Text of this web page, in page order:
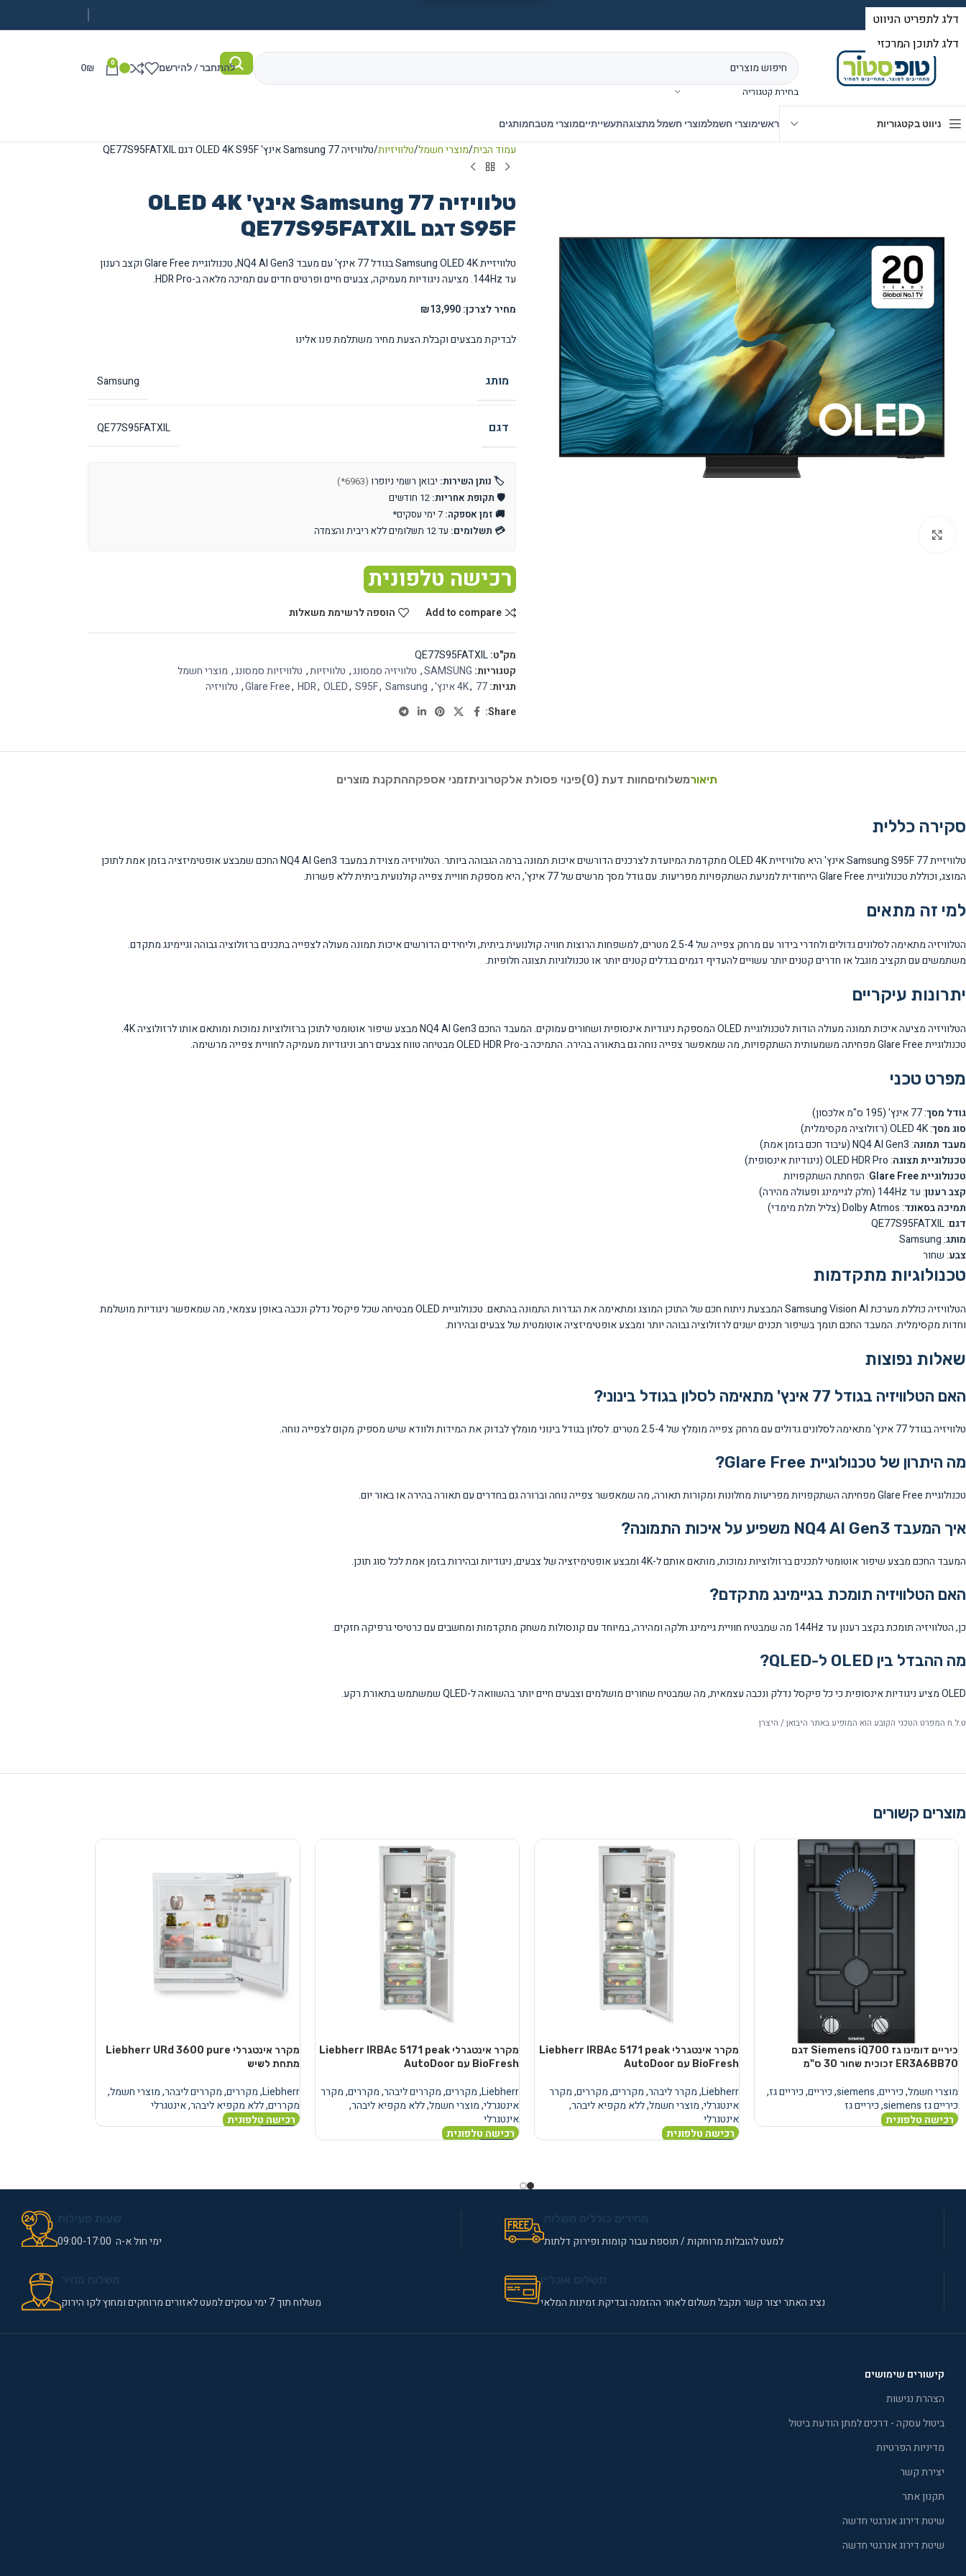
בחירת קטגוריה
להתחבר / להירשם 0
0₪
ניווט בקטגוריות ראשימוצרי חשמלמוצרי חשמל מתצוגהתעשייתייםמוצרי מטבחמותגים
עמוד הבית מוצרי חשמל טלוויזיות טלוויזיה Samsung 77 אינץ' OLED 4K S95F דגם QE77S95FATXIL
טלוויזיה Samsung 77 אינץ' OLED 4K
S95F דגם QE77S95FATXIL
טלוויזיית Samsung OLED 4K בגודל 77 אינץ' עם מעבד NQ4 AI Gen3, טכנולוגיית Glare Free וקצב רענון
עד 144Hz. מציעה ניגודיות מעמיקה, צבעים חיים ופרטים חדים עם תמיכה מלאה ב-HDR Pro.
מחיר לצרכן: ₪13,990
לבדיקת מבצעים וקבלת הצעת מחיר משתלמת פנו אלינו
מותג Samsung
דגם QE77S95FATXIL
🏷️ נותן השירות: יבואן רשמי ניופרו (6963*)
🛡️ תקופת אחריות:
🚚 זמן אספקה:
💳 תשלומים: עד 12 תשלומים ללא ריבית והצמדה
רכישה טלפונית
Add to compare הוספה לרשימת משאלות
מק"ט:QE77S95FATXIL
קטגוריות: SAMSUNG
, טלוויזיה סמסונג, טלוויזיות, טלוויזיות סמסונג, מוצרי חשמל
תגיות:
4K, 77 אינץ' ,
Glare Free, HDR, OLED, S95F, Samsung
, טלוויזיה
Share:
תיאורמשלוחיםחוות דעת (0) פינוי פסולת אלקטרוניתזמני אספקההתקנת מוצרים
סקירה כללית
טלוויזיית Samsung S95F 77 אינץ' היא טלוויזיית OLED 4K מתקדמת המיועדת לצרכנים הדורשים איכות תמונה ברמה הגבוהה ביותר. הטלוויזיה מצוידת במעבד NQ4 AI Gen3 החכם שמבצע אופטימיזציה בזמן אמת לתוכן
המוצג, וכוללת טכנולוגיית Glare Free הייחודית למניעת השתקפויות מפריעות. עם גודל מסך מרשים של 77 אינץ', היא מספקת חוויית צפייה קולנועית ביתית ללא פשרות.
למי זה מתאים
הטלוויזיה מתאימה לסלונים גדולים ולחדרי בידור עם מרחק צפייה של 2.5-4 מטרים, למשפחות הרוצות חוויה קולנועית ביתית, וליחידים הדורשים איכות תמונה מעולה לצפייה בתכנים ברזולוציה גבוהה וגיימינג מתקדם.
משתמשים עם תקציב מוגבל או חדרים קטנים יותר עשויים להעדיף דגמים בגדלים קטנים יותר או טכנולוגיות תצוגה חלופיות.
יתרונות עיקריים
הטלוויזיה מציעה איכות תמונה מעולה הודות לטכנולוגיית OLED המספקת ניגודיות אינסופית ושחורים עמוקים. המעבד החכם NQ4 AI Gen3 מבצע שיפור אוטומטי לתוכן ברזולוציות נמוכות ומותאם אותו לרזולוציה 4K.
טכנולוגיית Glare Free מפחיתה משמעותית השתקפויות, מה שמאפשר צפייה נוחה גם בתאורה בהירה. התמיכה ב-OLED HDR Pro מבטיחה טווח צבעים רחב וניגודיות מעמיקה לחוויית צפייה מרשימה.
מפרט טכני
גודל מסך: 77 אינץ' (195 ס"מ אלכסון)
סוג מסך: OLED 4K (רזולוציה מקסימלית)
מעבד תמונה: NQ4 AI Gen3 (עיבוד חכם בזמן אמת)
טכנולוגיית תצוגה: OLED HDR Pro (ניגודיות אינסופית)
טכנולוגיית Glare Free
: הפחתת השתקפויות
קצב רענון: עד 144Hz (חלק לגיימינג ופעולה מהירה)
תמיכה בסאונד: Dolby Atmos (צליל תלת מימדי)
דגם: QE77S95FATXIL
מותג: Samsung
צבע: שחור
טכנולוגיות מתקדמות
הטלוויזיה כוללת מערכת Samsung Vision AI המבצעת ניתוח חכם של התוכן המוצג ומתאימה את הגדרות התמונה בהתאם. טכנולוגיית OLED מבטיחה שכל פיקסל נדלק ונכבה באופן עצמאי, מה שמאפשר ניגודיות מושלמת
וחדות מקסימלית. המעבד החכם תומך בשיפור תכנים ישנים לרזולוציה גבוהה יותר ומבצע אופטימיזציה אוטומטית של צבעים ובהירות.
שאלות נפוצות
האם הטלוויזיה בגודל 77 אינץ' מתאימה לסלון בגודל בינוני?
טלוויזיה בגודל 77 אינץ' מתאימה לסלונים גדולים עם מרחק צפייה מומלץ של 2.5-4 מטרים. לסלון בגודל בינוני מומלץ לבדוק את המידות ולוודא שיש מספיק מקום לצפייה נוחה.
מה היתרון של טכנולוגיית Glare Free?
טכנולוגיית Glare Free מפחיתה השתקפויות מפריעות מחלונות ומקורות תאורה, מה שמאפשר צפייה נוחה וברורה גם בחדרים עם תאורה בהירה או באור יום.
איך המעבד NQ4 AI Gen3 משפיע על איכות התמונה?
המעבד החכם מבצע שיפור אוטומטי לתכנים ברזולוציות נמוכות, מותאם אותם ל-4K ומבצע אופטימיזציה של צבעים, ניגודיות ובהירות בזמן אמת לכל סוג תוכן.
האם הטלוויזיה תומכת בגיימינג מתקדם?
כן, הטלוויזיה תומכת בקצב רענון עד 144Hz מה שמבטיח חוויית גיימינג חלקה ומהירה, במיוחד עם קונסולות משחק מתקדמות ומחשבים עם כרטיסי גרפיקה חזקים.
מה ההבדל בין OLED ל-QLED?
OLED מציע ניגודיות אינסופית כי כל פיקסל נדלק ונכבה עצמאית, מה שמבטיח שחורים מושלמים וצבעים חיים יותר בהשוואה ל-QLED שמשתמש בתאורת רקע.
ט.ל.ח המפרט הטכני הקובע הוא המופיע באתר היבואן / היצרן
מוצרים קשורים
כיריים דומינו גז Siemens iQ700 דגם
ER3A6BB70 זכוכית שחור 30 ס"מ
מוצרי חשמל,כיריים,
siemens
,כיריים,כיריים גז,
כיריים גז siemens
,כיריים גז
רכישה טלפונית
מקרר אינטגרלי Liebherr IRBAc 5171 peak
BioFresh עם AutoDoor
Liebherr
,מקרר ליבהר,מקררים,מקררים,מקרר
אינטגרלי,מוצרי חשמל,ללא מקפיא ליבהר,
אינטגרלי
רכישה טלפונית
מקרר אינטגרלי Liebherr IRBAc 5171 peak
BioFresh עם AutoDoor
Liebherr
,מקררים,מקררים ליבהר,מקררים,מקרר
אינטגרלי,מוצרי חשמל,ללא מקפיא ליבהר,
אינטגרלי
רכישה טלפונית
מקרר אינטגרלי Liebherr URd 3600 pure
מתחת לשיש
Liebherr
,מקררים,מקררים ליבהר,מוצרי חשמל,
מקררים,ללא מקפיא ליבהר,אינטגרלי
רכישה טלפונית
למעט להובלות מרוחקות / תוספת עבור קומות ופירוק דלתות ימי חול א-ה 09:00-17:00
נציג האתר יצור קשר תקבל תשלום לאחר ההזמנה ובדיקת זמינות המלאי משלוח תוך 7 ימי עסקים למעט לאזורים מרוחקים ומחוץ לקו הירוק
קישורים שימושים
הצהרת נגישות
ביטול עסקה - דרכים למתן הודעת ביטול
מדיניות הפרטיות
יצירת קשר
תקנון אתר
שיטת דירוג אנרגטי חדשה
שיטת דירוג אנרגטי חדשה